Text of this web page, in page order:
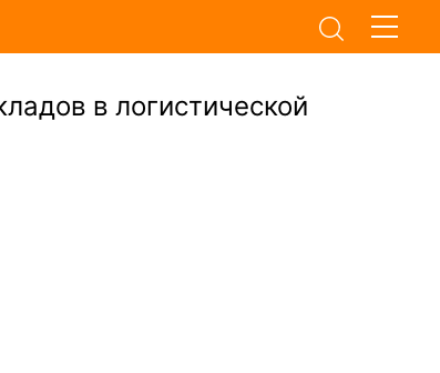
в логистической